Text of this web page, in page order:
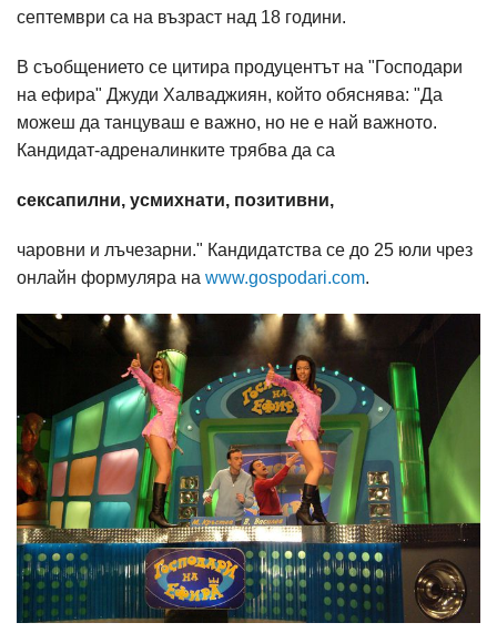
септември са на възраст над 18 години.
В съобщението се цитира продуцентът на "Господари
на ефира" Джуди Халваджиян, който обяснява: "Да
можеш да танцуваш е важно, но не е най важното.
Кандидат-адреналинките трябва да са
сексапилни, усмихнати, позитивни,
чаровни и лъчезарни." Кандидатства се до 25 юли чрез
онлайн формуляра на www.gospodari.com.